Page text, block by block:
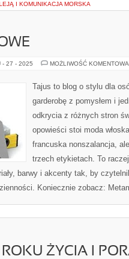
I KOMUNIKACJA MORSKA
- 27 - 2025 MOŻLIWOŚĆ
Tajus to blog o stylu dla
garderobę z pomysłem i
odkrycia z różnych stron
opowieści stoi moda
francuska nonszalancja,
trzech etykietach. To
barwy i akcenty tak, by
Koniecznie zobacz:
ŻYCIA I